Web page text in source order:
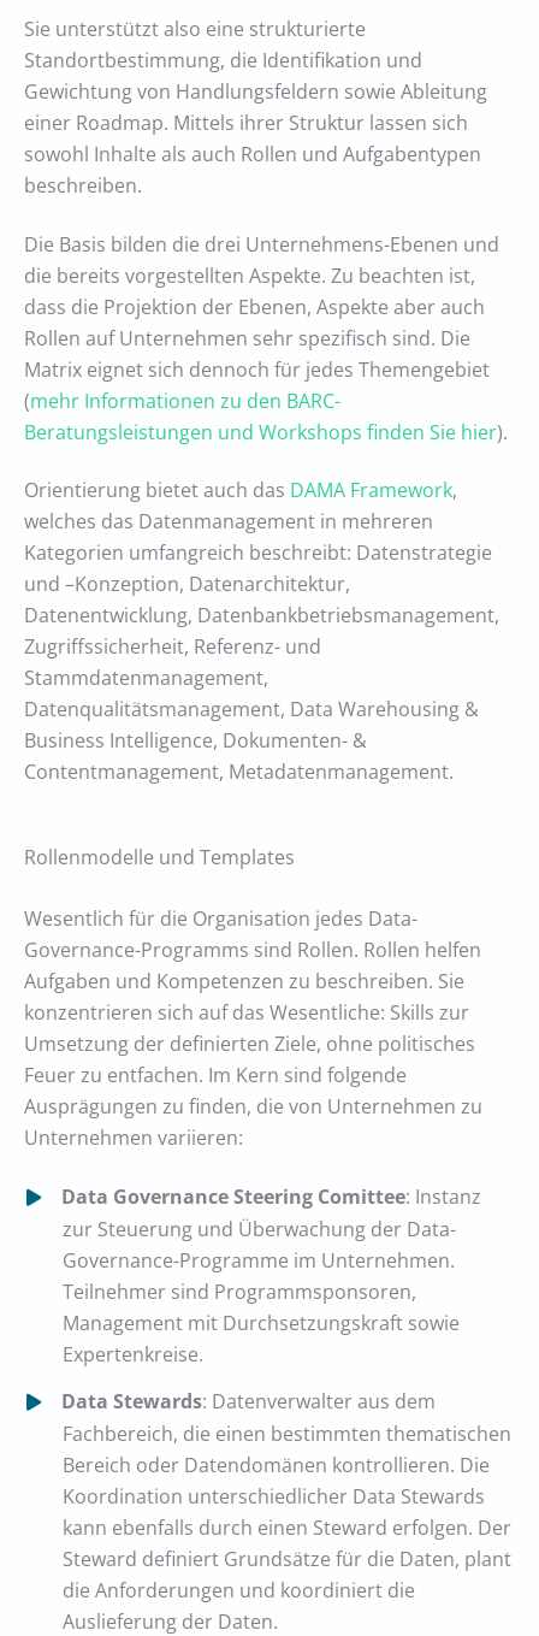
Sie unterstützt also eine strukturierte
Standortbestimmung, die Identifikation und
Gewichtung von Handlungsfeldern sowie Ableitung
einer Roadmap. Mittels ihrer Struktur lassen sich
sowohl Inhalte als auch Rollen und Aufgabentypen
beschreiben.
Die Basis bilden die drei Unternehmens-Ebenen und
die bereits vorgestellten Aspekte. Zu beachten ist,
dass die Projektion der Ebenen, Aspekte aber auch
Rollen auf Unternehmen sehr spezifisch sind. Die
Matrix eignet sich dennoch für jedes Themengebiet
(mehr Informationen zu den BARC-
Beratungsleistungen und Workshops finden Sie hier).
Orientierung bietet auch das DAMA Framework,
welches das Datenmanagement in mehreren
Kategorien umfangreich beschreibt: Datenstrategie
und –Konzeption, Datenarchitektur,
Datenentwicklung, Datenbankbetriebsmanagement,
Zugriffssicherheit, Referenz- und
Stammdatenmanagement,
Datenqualitätsmanagement, Data Warehousing &
Business Intelligence, Dokumenten- &
Contentmanagement, Metadatenmanagement.
Rollenmodelle und Templates
Wesentlich für die Organisation jedes Data-
Governance-Programms sind Rollen. Rollen helfen
Aufgaben und Kompetenzen zu beschreiben. Sie
konzentrieren sich auf das Wesentliche: Skills zur
Umsetzung der definierten Ziele, ohne politisches
Feuer zu entfachen. Im Kern sind folgende
Ausprägungen zu finden, die von Unternehmen zu
Unternehmen variieren:
Data Governance Steering Comittee: Instanz
zur Steuerung und Überwachung der Data-
Governance-Programme im Unternehmen.
Teilnehmer sind Programmsponsoren,
Management mit Durchsetzungskraft sowie
Expertenkreise.
Data Stewards: Datenverwalter aus dem
Fachbereich, die einen bestimmten thematischen
Bereich oder Datendomänen kontrollieren. Die
Koordination unterschiedlicher Data Stewards
kann ebenfalls durch einen Steward erfolgen. Der
Steward definiert Grundsätze für die Daten, plant
die Anforderungen und koordiniert die
Auslieferung der Daten.